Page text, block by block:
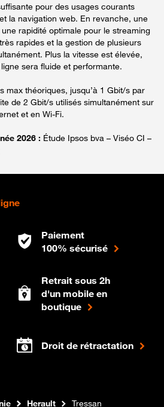
pour des usages courants
la navigation web. En revanche, une
rapidité optimale pour le streaming
rapides et la gestion de plusieurs
Plus la vitesse est élevée,
sera fluide et performante.
max théoriques, jusqu’à 1 Gbit/s par
de 2 Gbit/s utilisés simultanément sur
et en Wi-Fi.
2026 : Étude Ipsos bva – Viséo CI –
Paiement
100% sécurisé
Retrait sous 2h
d'un mobile en
boutique
Droit de rétractation
Herault Tressan